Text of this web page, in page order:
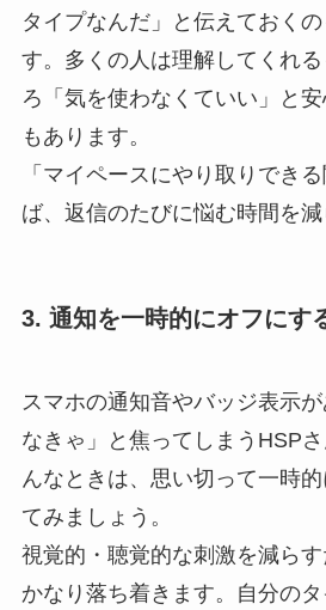
タイプなんだ」と伝えておく
す。多くの人は理解してくれ
ろ「気を使わなくていい」と
もあります。
「マイペースにやり取りでき
ば、返信のたびに悩む時間を減
3. 通知を一時的にオフにす
スマホの通知音やバッジ表示
なきゃ」と焦ってしまうHSP
んなときは、思い切って一時
てみましょう。
視覚的・聴覚的な刺激を減ら
かなり落ち着きます。自分の